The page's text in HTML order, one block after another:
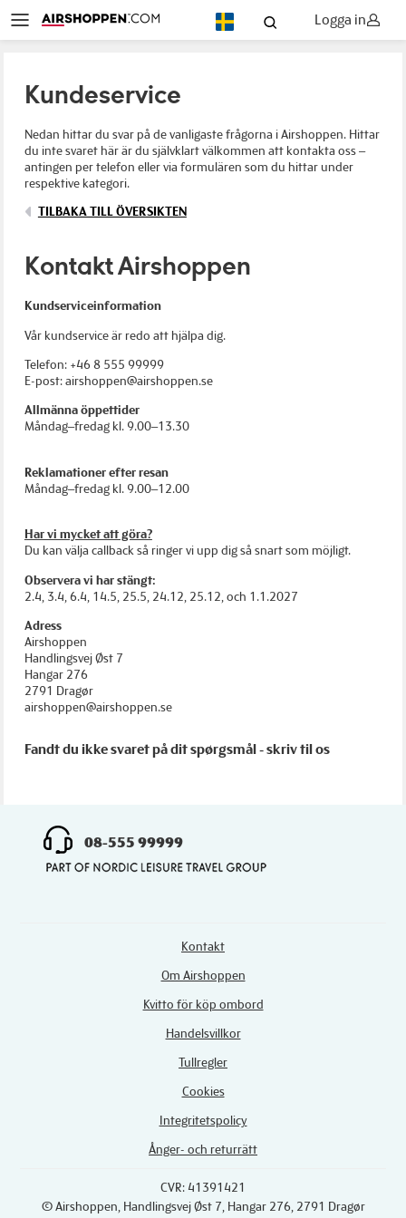
Logga in
Kundeservice
Nedan hittar du svar på de vanligaste frågorna i Airshoppen. Hittar
du inte svaret här är du självklart välkommen att kontakta oss –
antingen per telefon eller via formulären som du hittar under
respektive kategori.
TILBAKA TILL ÖVERSIKTEN
Kontakt Airshoppen
Kundserviceinformation
Vår kundservice är redo att hjälpa dig.
Telefon: +46 8 555 99999
E-post: airshoppen@airshoppen.se
Allmänna öppettider
Måndag–fredag kl. 9.00–13.30
Reklamationer efter resan
Måndag–fredag kl. 9.00–12.00
Har vi mycket att göra?
Du kan välja callback så ringer vi upp dig så snart som möjligt.
Observera vi har stängt:
2.4, 3.4, 6.4, 14.5, 25.5, 24.12, 25.12, och 1.1.2027
Adress
Airshoppen
Handlingsvej Øst 7
Hangar 276
2791 Dragør
airshoppen@airshoppen.se
Fandt du ikke svaret på dit spørgsmål - skriv til os
08-555 99999
Kontakt
Om Airshoppen
Kvitto för köp ombord
Handelsvillkor
Tullregler
Cookies
Integritetspolicy
Ånger- och returrätt
CVR: 41391421
© Airshoppen , Handlingsvej Øst 7, Hangar 276, 2791 Dragør